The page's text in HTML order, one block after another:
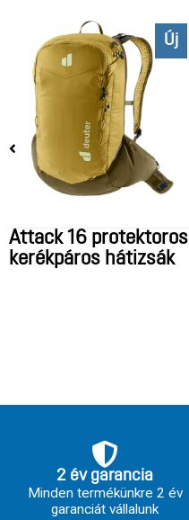
Új
Attack 16 protektoros
kerékpáros hátizsák
2 év garancia
Minden termékünkre 2 év
garanciát vállalunk